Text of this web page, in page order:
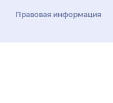
Правовая информация